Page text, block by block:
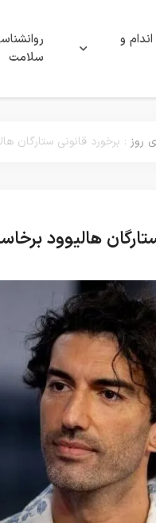
و
سلامت
روز : برخورد قانونی ستارگان
هالیوود